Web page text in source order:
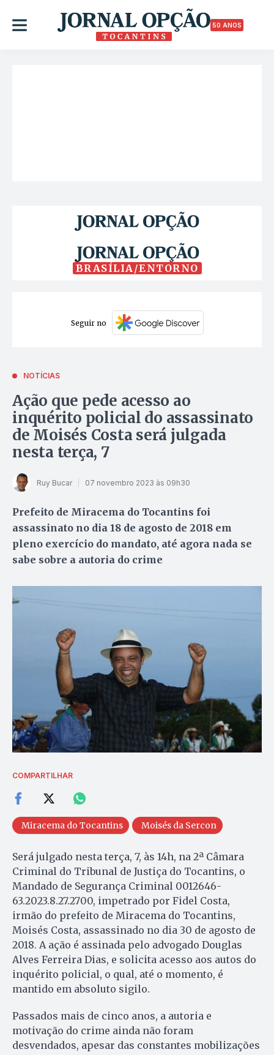
50 ANOS
BRASÍLIA/ENTORNO
Seguir no
NOTÍCIAS
Ação que pede acesso ao
inquérito policial do assassinato
de Moisés Costa será julgada
nesta terça, 7
Ruy Bucar 07 novembro 2023 às 09h30
Prefeito de Miracema do Tocantins foi
assassinato no dia 18 de agosto de 2018 em
pleno exercício do mandato, até agora nada se
sabe sobre a autoria do crime
COMPARTILHAR
Miracema do Tocantins Moisés da Sercon
Será julgado nesta terça, 7, às 14h, na 2ª Câmara
Criminal do Tribunal de Justiça do Tocantins, o
Mandado de Segurança Criminal 0012646-
63.2023.8.27.2700, impetrado por Fidel Costa,
irmão do prefeito de Miracema do Tocantins,
Moisés Costa, assassinado no dia 30 de agosto de
2018. A ação é assinada pelo advogado Douglas
Alves Ferreira Dias, e solicita acesso aos autos do
inquérito policial, o qual, até o momento, é
mantido em absoluto sigilo.
Passados mais de cinco anos, a autoria e
motivação do crime ainda não foram
desvendados, apesar das constantes mobilizações